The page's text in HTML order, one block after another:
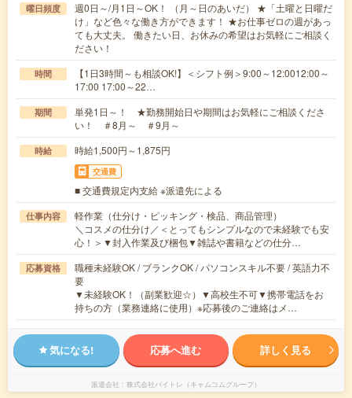
曜日頻度
週0日～/月1日～OK！ （月～日のあいだ） ★「土曜と日曜だ
け」など色々な働き方ができます！ ★お仕事ゼロの週があっ
ても大丈夫。 働きたい日、お休みの希望はお気軽にご相談く
ださい！
時間
【1日3時間～も相談OK!】＜シフト例＞9:00～12:0012:00～
17:00 17:00～22…
期間
単発1日～！ ★勤務開始日や期間はお気軽にご相談くださ
い！ ＃8月～ ＃9月～
時給 時給1,500円～1,875円
交通費
■ 交通費規定内支給 ※派遣先による
仕事内容
軽作業（仕分け・ピッキング・検品、商品管理）
＼コスメの仕分け／＜とってもシンプルなので未経験でも安
心！＞▼封入作業及び梱包▼雑誌や書籍などの仕分…
応募資格
職種未経験OK / ブランクOK / パソコンスキル不要 / 英語力不
要
▼未経験OK！（副業歓迎☆）▼高校生不可▼携帯電話をお
持ちの方（業務連絡に使用）※応募後のご連絡はメ…
気になる! 応募へ進む 詳しく見る
派遣会社 株式会社バイトレ（キャムコムグループ）